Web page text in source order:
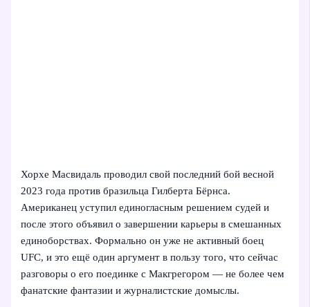
Хорхе Масвидаль проводил свой последний бой весной
2023 года против бразильца Гилберта Бёрнса.
Американец уступил единогласным решением судей и
после этого объявил о завершении карьеры в смешанных
единоборствах. Формально он уже не активный боец
UFC, и это ещё один аргумент в пользу того, что сейчас
разговоры о его поединке с Макгрегором — не более чем
фанатские фантазии и журналистские домыслы.